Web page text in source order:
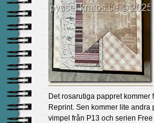
Det rosarutiga pappret
Reprint. Sen kommer lite
vimpel från P13 och serien